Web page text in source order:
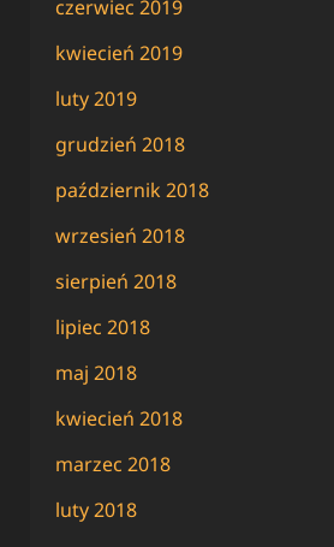
czerwiec 2019
kwiecień 2019
luty 2019
grudzień 2018
październik 2018
wrzesień 2018
sierpień 2018
lipiec 2018
maj 2018
kwiecień 2018
marzec 2018
luty 2018